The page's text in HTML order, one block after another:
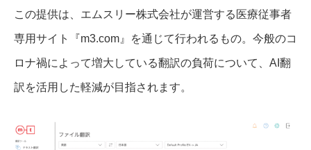
この提供は、エムスリー株式会社が運営する医療従事者
専用サイト『m3.com』を通じて行われるもの。今般のコ
ロナ禍によって増大している翻訳の負荷について、AI翻
訳を活用した軽減が目指されます。